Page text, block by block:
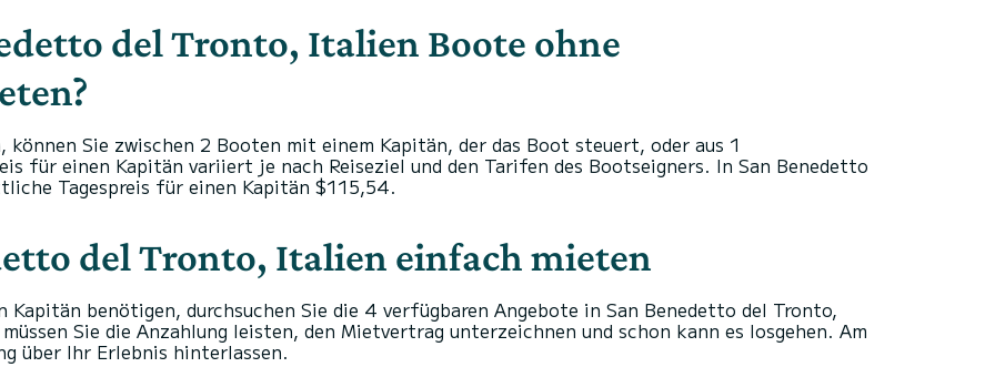
del Tronto, Italien Boote ohne
Sie zwischen 2 Booten mit einem Kapitän, der das Boot steuert, oder aus 1
für einen Kapitän variiert je nach Reiseziel und den Tarifen des Bootseigners. In San Benedetto
Tagespreis für einen Kapitän $115,54.
del Tronto, Italien einfach mieten
Kapitän benötigen, durchsuchen Sie die 4 verfügbaren Angebote in San Benedetto del Tronto,
Sie die Anzahlung leisten, den Mietvertrag unterzeichnen und schon kann es losgehen. Am
über Ihr Erlebnis hinterlassen.